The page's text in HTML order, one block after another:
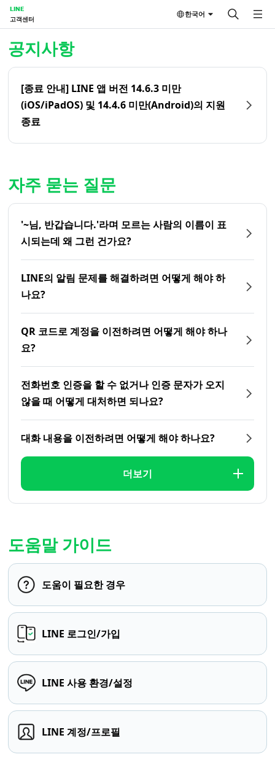
LINE
고객센터
한국어
공지사항
[종료 안내] LINE 앱 버전 14.6.3 미만
(iOS/iPadOS) 및 14.4.6 미만(Android)의 지원
종료
자주 묻는 질문
'~님, 반갑습니다.'라며 모르는 사람의 이름이 표
시되는데 왜 그런 건가요?
LINE의 알림 문제를 해결하려면 어떻게 해야 하
나요?
QR 코드로 계정을 이전하려면 어떻게 해야 하나
요?
전화번호 인증을 할 수 없거나 인증 문자가 오지
않을 때 어떻게 대처하면 되나요?
대화 내용을 이전하려면 어떻게 해야 하나요?
더보기
도움말 가이드
도움이 필요한 경우
LINE 로그인/가입
LINE 사용 환경/설정
LINE 계정/프로필